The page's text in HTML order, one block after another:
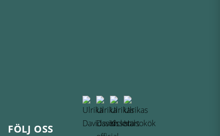
FÖLJ OSS